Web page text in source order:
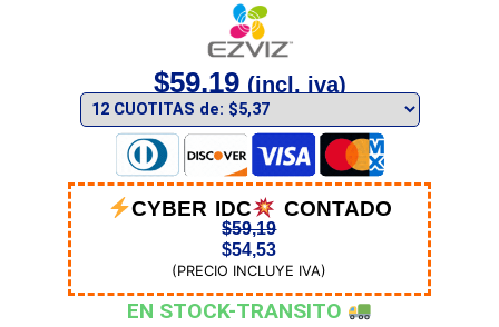
$59,19 (incl. iva)
CYBER IDC CONTADO
$59,19
$54,53
(PRECIO INCLUYE IVA)
EN STOCK-TRANSITO